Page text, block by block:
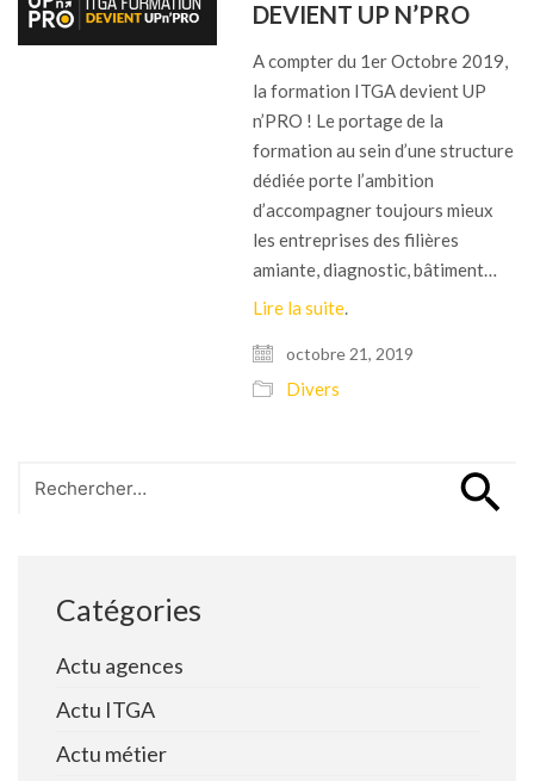
DEVIENT UP N’PRO
A compter du 1er Octobre 2019,
la formation ITGA devient UP
n’PRO ! Le portage de la
formation au sein d’une structure
dédiée porte l’ambition
d’accompagner toujours mieux
les entreprises des filières
amiante, diagnostic, bâtiment…
Lire la suite
octobre 21, 2019
Divers
for:
Catégories
Actu agences
Actu ITGA
Actu métier